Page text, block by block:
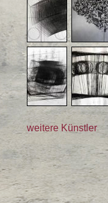
weitere Künstler